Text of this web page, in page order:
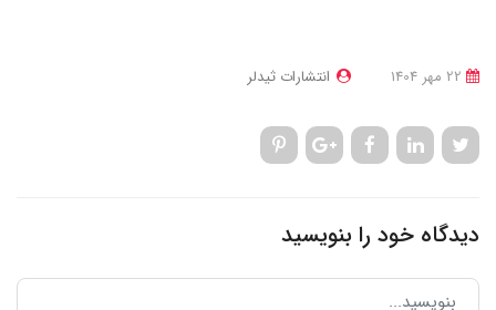
انتشارات ثیدلر
دیدگاه خود را بنویسید